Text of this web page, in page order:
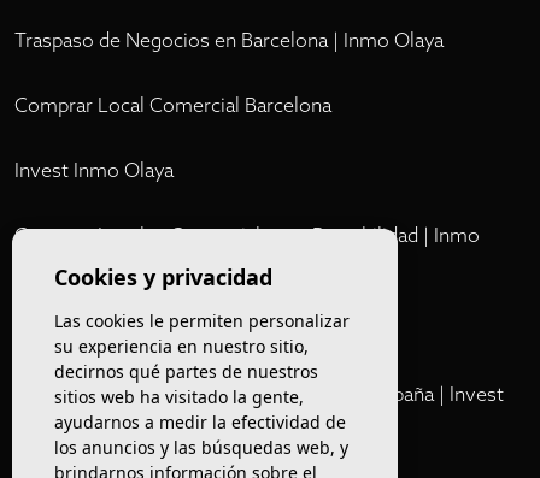
Traspaso de Negocios en Barcelona | Inmo Olaya
Comprar Local Comercial Barcelona
Invest Inmo Olaya
Comprar Locales Comerciales en Rentabilidad | Inmo
Olaya
Cartera Privada de Activos Hoteleros en España | Invest
Inmo Olaya
Cookies y privacidad
Las cookies le permiten personalizar
su experiencia en nuestro sitio,
decirnos qué partes de nuestros
sitios web ha visitado la gente,
ayudarnos a medir la efectividad de
los anuncios y las búsquedas web, y
brindarnos información sobre el